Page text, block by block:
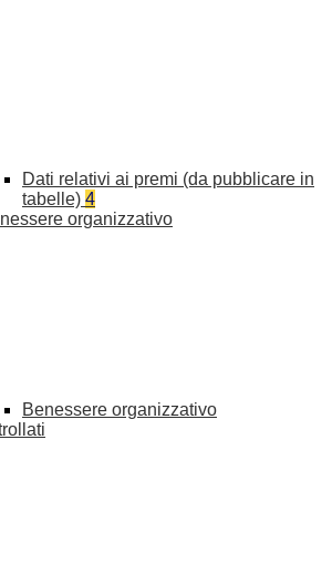
Dati relativi ai premi (da pubblicare in
tabelle) 4
organizzativo
Benessere organizzativo